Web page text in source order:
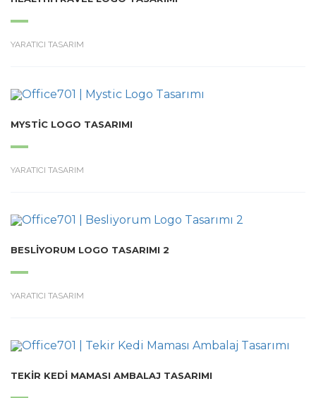
YARATICI TASARIM
MYSTIC LOGO TASARIMI
YARATICI TASARIM
BESLIYORUM LOGO TASARIMI 2
YARATICI TASARIM
TEKIR KEDI MAMASI AMBALAJ TASARIMI